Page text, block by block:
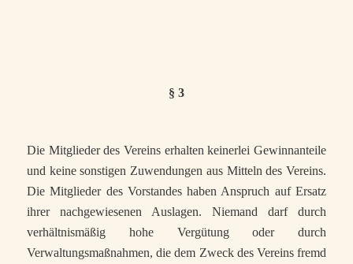
§ 3
Die Mitglieder des Vereins erhalten keinerlei Gewinnanteile
und keine sonstigen Zuwendungen aus Mitteln des Vereins.
Die Mitglieder des Vorstandes haben Anspruch auf Ersatz
ihrer nachgewiesenen Auslagen. Niemand darf durch
verhältnismäßig hohe Vergütung oder durch
Verwaltungsmaßnahmen, die dem Zweck des Vereins fremd